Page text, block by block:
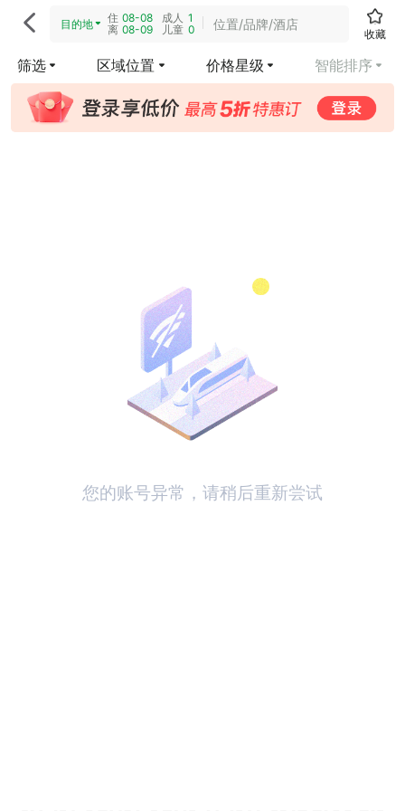
 目的地 住 08-08
离 08-09
成人 1
儿童 0 位置/品牌/酒店
收藏
筛选 区域位置 价格星级 智能排序
您的账号异常，请稍后重新尝试